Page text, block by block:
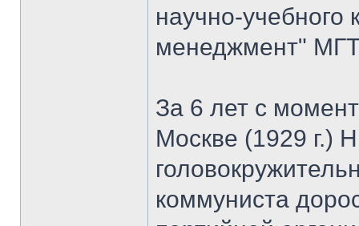
научно-
менеджмент"
За 6 лет с
Москве (1929 г.)
коммуниста